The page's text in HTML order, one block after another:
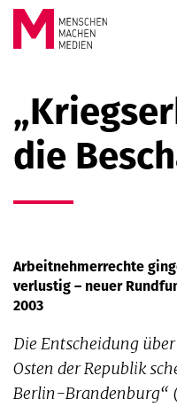
Springe zum Inhalt
MACHEN
MEDIEN
die
Arbeitnehmerrechte
verlustig – neuer
2003
Die Entscheidung
Osten der Republik
Berlin-Brandenburg“